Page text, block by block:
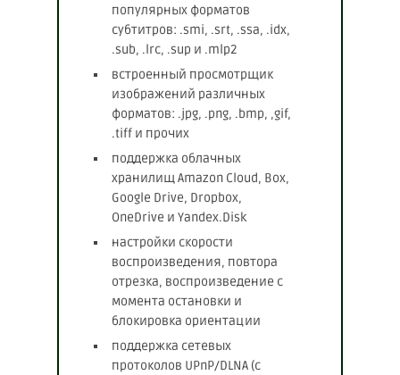
популярных форматов
субтитров: .smi, .srt, .ssa, .idx,
.sub, .lrc, .sup и .mlp2
встроенный просмотрщик
изображений различных
форматов: .jpg, .png, .bmp, ,gif,
.tiff и прочих
поддержка облачных
хранилищ Amazon Cloud, Box,
Google Drive, Dropbox,
OneDrive и Yandex.Disk
настройки скорости
воспроизведения, повтора
отрезка, воспроизведение с
момента остановки и
блокировка ориентации
поддержка сетевых
протоколов UPnP/DLNA (с